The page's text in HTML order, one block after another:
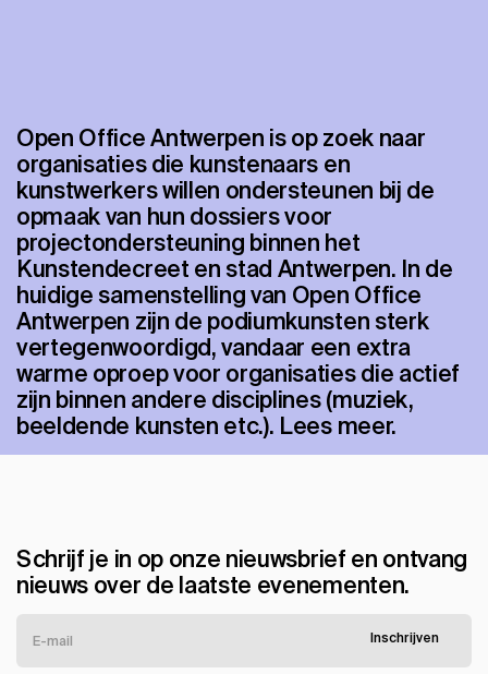
Open Office Antwerpen is op zoek naar
organisaties die kunstenaars en
kunstwerkers willen ondersteunen bij de
opmaak van hun dossiers voor
projectondersteuning binnen het
Kunstendecreet en stad Antwerpen. In de
huidige samenstelling van Open Office
Antwerpen zijn de podiumkunsten sterk
vertegenwoordigd, vandaar een extra
warme oproep voor organisaties die actief
zijn binnen andere disciplines (muziek,
beeldende kunsten etc.). Lees meer.
Schrijf je in op onze nieuwsbrief en ontvang
nieuws over de laatste evenementen.
Inschrijven